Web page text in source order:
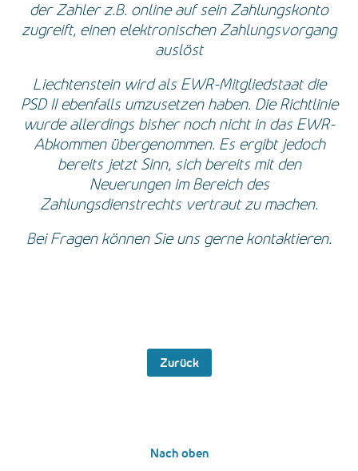
der Zahler z.B. online auf sein Zahlungskonto
zugreift, einen elektronischen Zahlungsvorgang
auslöst
Liechtenstein wird als EWR-Mitgliedstaat die
PSD II ebenfalls umzusetzen haben. Die Richtlinie
wurde allerdings bisher noch nicht in das EWR-
Abkommen übergenommen. Es ergibt jedoch
bereits jetzt Sinn, sich bereits mit den
Neuerungen im Bereich des
Zahlungsdienstrechts vertraut zu machen.
Bei Fragen können Sie uns gerne kontaktieren.
Zurück
Nach oben